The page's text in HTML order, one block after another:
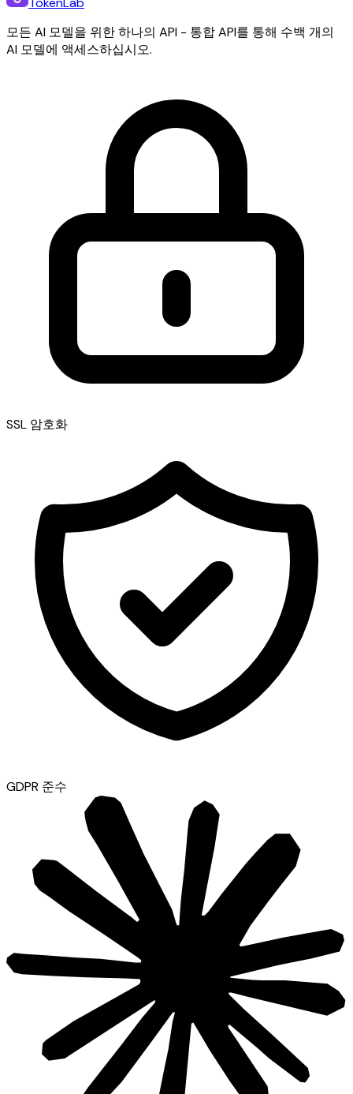
모든 AI 모델을 위한 하나의 API - 통합 API를 통해 수백 개의
AI 모델에 액세스하십시오.
SSL 암호화
GDPR 준수